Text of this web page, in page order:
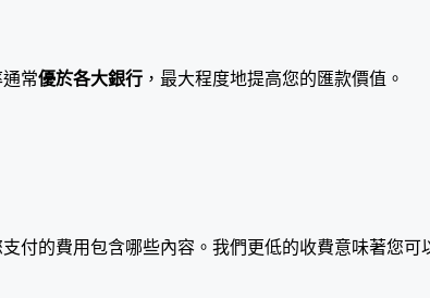
常優於各大銀行 ，最大程度地提高您的匯款價值。
付的費用包含哪些內容。我們更低的收費意味著您可